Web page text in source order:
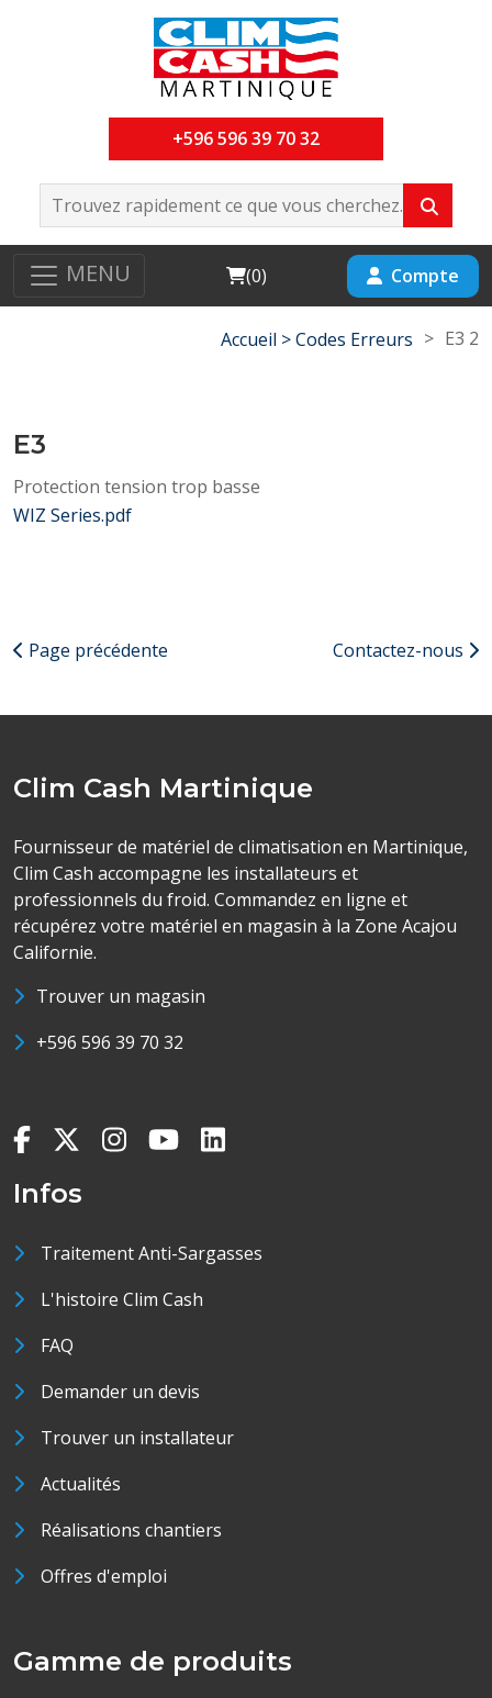
+596 596 39 70 32
MENU Cart
(0) Compte
Accueil >Codes Erreurs > E3 2
E3
Protection tension trop basse
WIZ Series.pdf
Page précédente Contactez-nous
Clim Cash Martinique
Fournisseur de matériel de climatisation en Martinique,
Clim Cash accompagne les installateurs et
professionnels du froid. Commandez en ligne et
récupérez votre matériel en magasin à la Zone Acajou
Californie.
Trouver un magasin
+596 596 39 70 32
Infos
Traitement Anti-Sargasses
L'histoire Clim Cash
FAQ
Demander un devis
Trouver un installateur
Actualités
Réalisations chantiers
Offres d'emploi
Gamme de produits